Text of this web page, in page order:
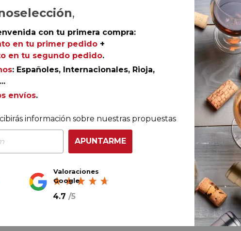
Ref.22104P0
Productos de
2 botellas de
2 botellas de
,
con tu primera compra:
en tu primer pedido+
en tu segundo pedido.
: Españoles, Internacionales, Rioja,
envíos.
información sobre nuestras propuestas
APUNTARME
Valoraciones
Google
4.7 /5